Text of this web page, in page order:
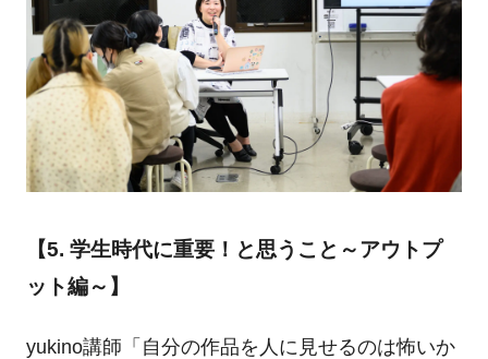
【5. 学生時代に重要！と思うこと～アウトプ
ット編～】
yukino講師「自分の作品を人に見せるのは怖いか